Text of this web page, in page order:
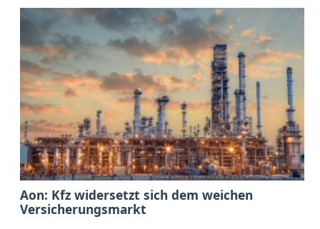
Aon: Kfz widersetzt sich dem weichen
Versicherungsmarkt